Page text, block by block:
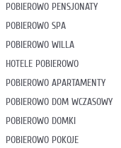
POBIEROWO PENSJONATY
POBIEROWO SPA
POBIEROWO WILLA
HOTELE POBIEROWO
POBIEROWO APARTAMENTY
POBIEROWO DOM WCZASOWY
POBIEROWO DOMKI
POBIEROWO POKOJE